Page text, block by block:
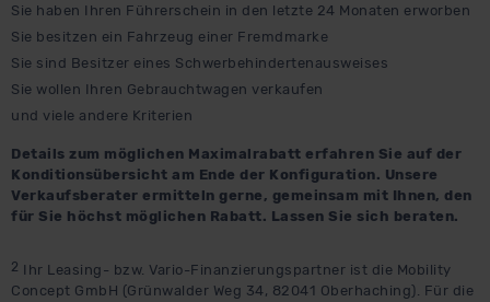
Sie haben Ihren Führerschein in den letzte 24 Monaten erworben
Sie besitzen ein Fahrzeug einer Fremdmarke
Sie sind Besitzer eines Schwerbehindertenausweises
Sie wollen Ihren Gebrauchtwagen verkaufen
und viele andere Kriterien
Details zum möglichen Maximalrabatt erfahren Sie auf der
Konditionsübersicht am Ende der Konfiguration. Unsere
Verkaufsberater ermitteln gerne, gemeinsam mit Ihnen, den
für Sie höchst möglichen Rabatt. Lassen Sie sich beraten.
2 Ihr Leasing- bzw. Vario-Finanzierungspartner ist die Mobility
Concept GmbH (Grünwalder Weg 34, 82041 Oberhaching). Für die